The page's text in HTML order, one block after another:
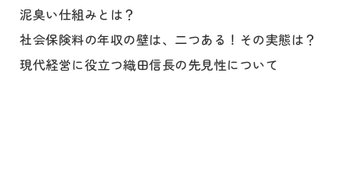
泥臭い仕組みとは？
社会保険料の年収の壁は、二つある！その実態は？
現代経営に役立つ織田信長の先見性について